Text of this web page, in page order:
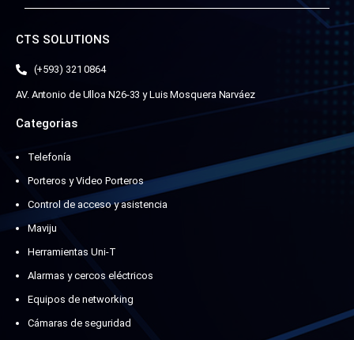
CTS SOLUTIONS
(+593) 321 0864
AV. Antonio de Ulloa N26-33 y Luis Mosquera Narváez
Categorias
Telefonía
Porteros y Video Porteros
Control de acceso y asistencia
Maviju
Herramientas Uni-T
Alarmas y cercos eléctricos
Equipos de networking
Cámaras de seguridad